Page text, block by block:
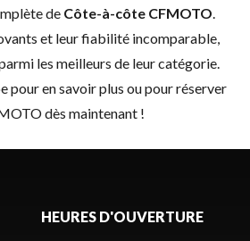
de Côte-à-côte CFMOTO.
et leur fiabilité incomparable,
les meilleurs de leur catégorie.
pour en savoir plus ou pour réserver
dès maintenant !
HEURES D'OUVERTURE